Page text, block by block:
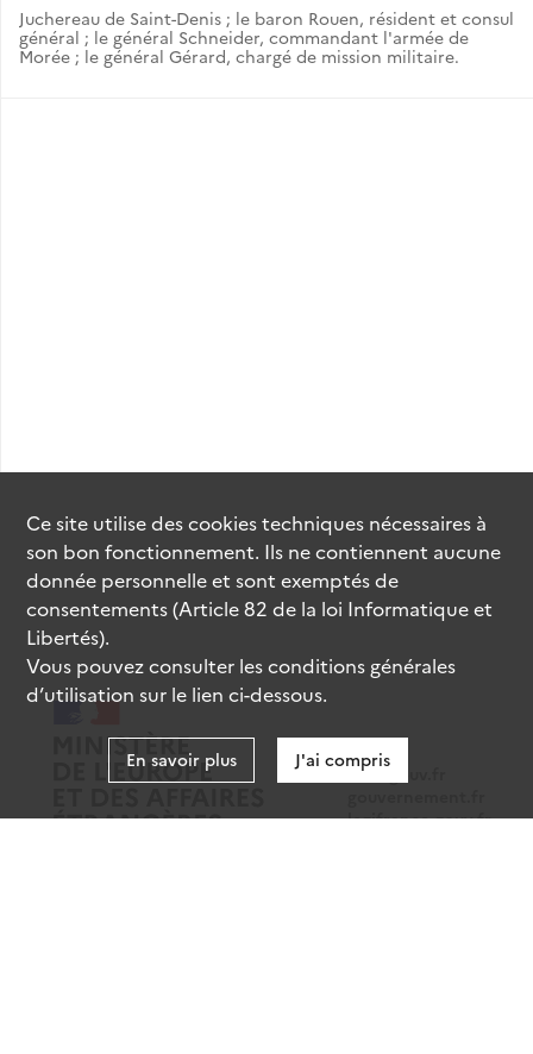
Juchereau de Saint-Denis ; le baron Rouen, résident et consul
général ; le général Schneider, commandant l'armée de
Morée ; le général Gérard, chargé de mission militaire.
data.gouv.fr
legifrance.gouv.fr
Ce site utilise descookiestechniques nécessaires à
son bon fonctionnement. Ils ne contiennent aucune
donnée personnelle et sont exemptés de
consentements (Article 82 de la loi Informatique et
Libertés).
Vous pouvez consulter les conditions générales
d’utilisation sur le lien ci-dessous.
En savoir plus J'ai compris